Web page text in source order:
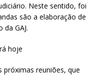
Neste sentido, foi
são a elaboração de
GAJ.
hoje
próximas reuniões, que